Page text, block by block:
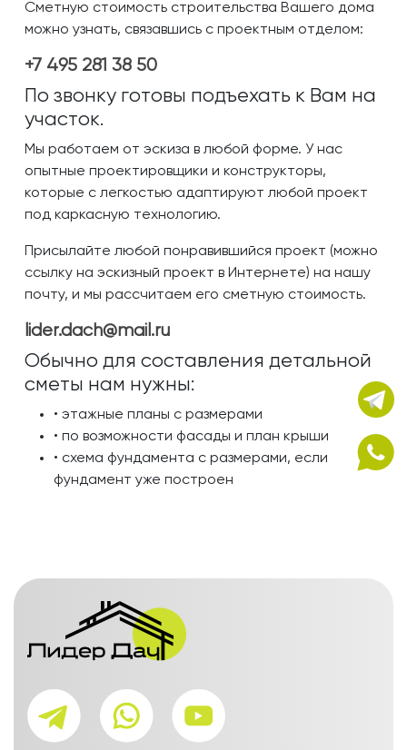
Сметную стоимость строительства Вашего дома
можно узнать, связавшись с проектным отделом:
+7 495 281 38 50
По звонку готовы подъехать к Вам на
участок.
Мы работаем от эскиза в любой форме. У нас
опытные проектировщики и конструкторы,
которые с легкостью адаптируют любой проект
под каркасную технологию.
Присылайте любой понравившийся проект (можно
ссылку на эскизный проект в Интернете) на нашу
почту, и мы рассчитаем его сметную стоимость.
lider.dach@mail.ru
Обычно для составления детальной
сметы нам нужны:
• этажные планы с размерами
• по возможности фасады и план крыши
• схема фундамента с размерами, если
фундамент уже построен